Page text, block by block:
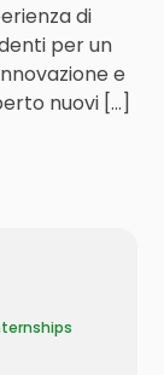
di
per un
e
nuovi […]